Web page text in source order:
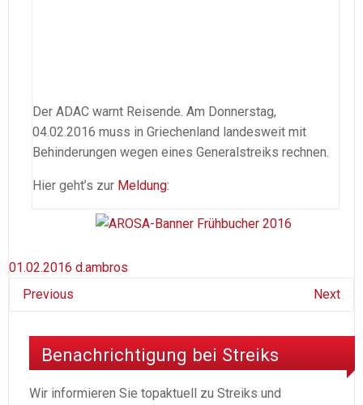
Der ADAC warnt Reisende. Am Donnerstag,
04.02.2016 muss in Griechenland landesweit mit
Behinderungen wegen eines Generalstreiks rechnen.
Hier geht’s zur Meldung:
01.02.2016 d.ambros
Previous
Next
Benachrichtigung bei Streiks
Wir informieren Sie topaktuell zu Streiks und